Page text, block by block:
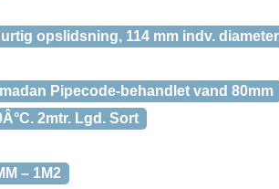
opslidsning, 114 mm indv.
Pipecode-behandlet vand 80mm
2mtr. Lgd. Sort
– 1M2